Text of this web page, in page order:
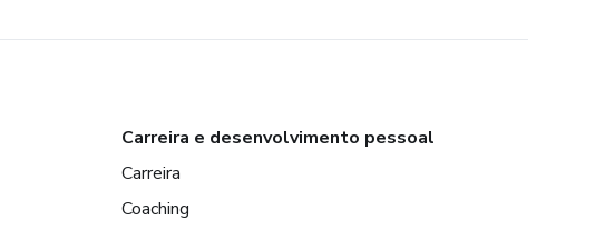
Carreira e desenvolvimento pessoal
Carreira
Coaching